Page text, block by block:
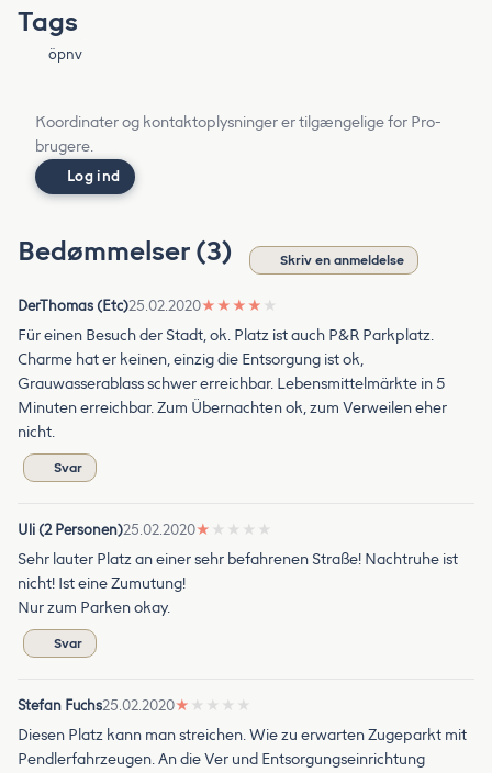
Tags
öpnv
Koordinater og kontaktoplysninger er tilgængelige for Pro-
brugere.
Log ind
Bedømmelser (3) Skriv en anmeldelse
DerThomas (Etc)25.02.2020★ ★ ★ ★ ★
Für einen Besuch der Stadt, ok. Platz ist auch P&R Parkplatz.
Charme hat er keinen, einzig die Entsorgung ist ok,
Grauwasserablass schwer erreichbar. Lebensmittelmärkte in 5
Minuten erreichbar. Zum Übernachten ok, zum Verweilen eher
nicht.
Svar
Uli (2 Personen)25.02.2020★ ★ ★ ★ ★
Sehr lauter Platz an einer sehr befahrenen Straße! Nachtruhe ist
nicht! Ist eine Zumutung!
Nur zum Parken okay.
Svar
Stefan Fuchs25.02.2020★ ★ ★ ★ ★
Diesen Platz kann man streichen. Wie zu erwarten Zugeparkt mit
Pendlerfahrzeugen. An die Ver und Entsorgungseinrichtung